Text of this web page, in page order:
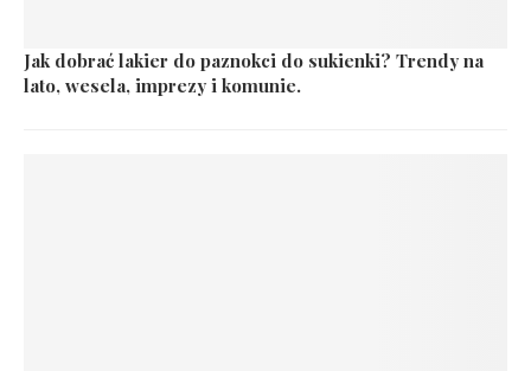
Jak dobrać lakier do paznokci do sukienki? Trendy na
lato, wesela, imprezy i komunie.